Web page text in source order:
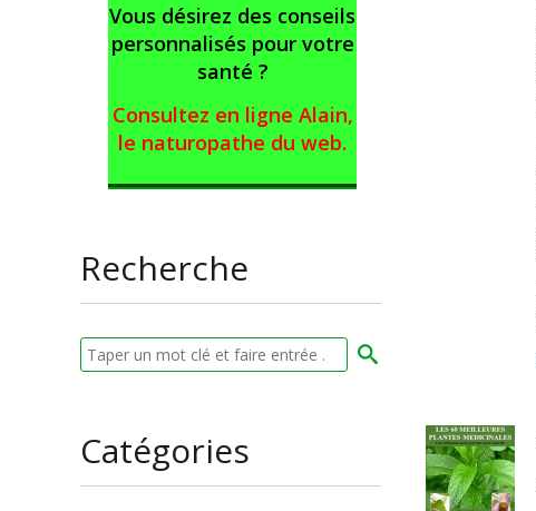
Vous désirez des conseils
personnalisés pour votre
santé ?
Consultez en ligne Alain,
le naturopathe du web.
Recherche
Catégories